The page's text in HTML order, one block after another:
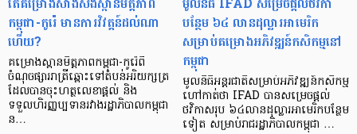
កម្ពុជា-កូរ៉េ មានការវិវត្តន៍ដល់ណា
ហើយ?
គម្រោងស្ពានមិត្តភាពកម្ពុជា-កូរ៉េពី
ចំណុចផ្សាររាត្រីឆ្ពោះទៅតំបន់អរិយក្សត្រ
ដែលបានចុះហត្ថលេខាផ្តល់ និង
ទទួលហិរញ្ញប្បទានរវាងរដ្ឋាភិបាលកម្ពុជា
ន…
បន្ថែម ៦៤ លានដុល្លារអាមេរិក
សម្រាប់គម្រោងអភិវឌ្ឍន៍កសិកម្មនៅ
កម្ពុជា
មូលនិធិអន្តរជាតិសម្រាប់អភិវឌ្ឍន៍កសិកម្ម
ហៅកាត់ថា IFAD បានសម្រេចផ្ដល់
ថវិកាសរុប ៦៤លានដុល្លារអាមេរិកបន្ថែម
ទៀត សម្រាប់រាជរដ្ឋាភិបាលកម្ពុជា …